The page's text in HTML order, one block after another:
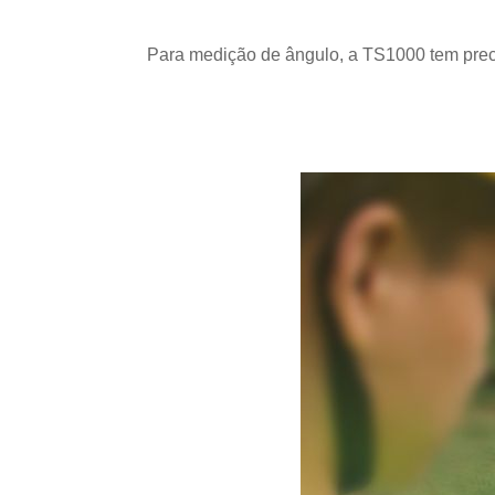
Para medição de ângulo, a TS1000 tem